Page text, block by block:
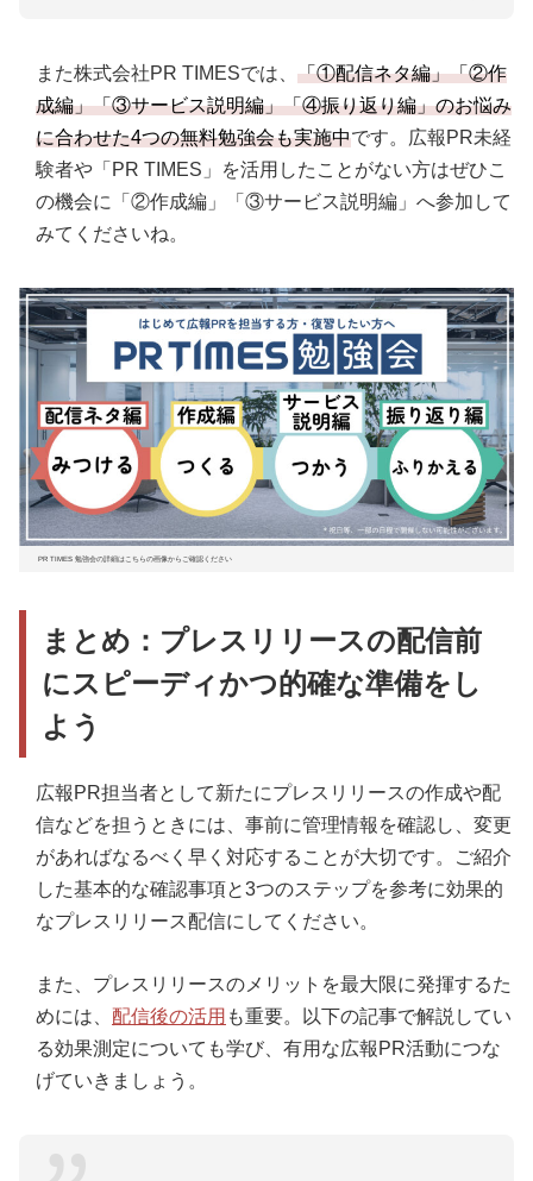
また株式会社PR TIMESでは、 「①配信ネタ編」「②作
成編」「③サービス説明編」「④振り返り編」のお悩み
に合わせた4つの無料勉強会も実施中です。広報PR未経
験者や「PR TIMES」を活用したことがない方はぜひこ
の機会に「②作成編」「③サービス説明編」へ参加して
みてくださいね。
PR TIMES 勉強会の詳細はこちらの画像からご確認ください
まとめ：プレスリリースの配信前
にスピーディかつ的確な準備をし
よう
広報PR担当者として新たにプレスリリースの作成や配
信などを担うときには、事前に管理情報を確認し、変更
があればなるべく早く対応することが大切です。ご紹介
した基本的な確認事項と3つのステップを参考に効果的
なプレスリリース配信にしてください。
また、プレスリリースのメリットを最大限に発揮するた
めには、 配信後の活用 も重要。以下の記事で解説してい
る効果測定についても学び、有用な広報PR活動につな
げていきましょう。